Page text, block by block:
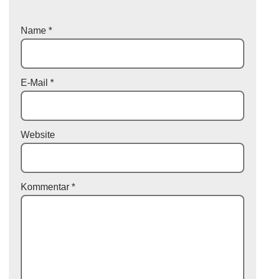
Name *
E-Mail *
Website
Kommentar *